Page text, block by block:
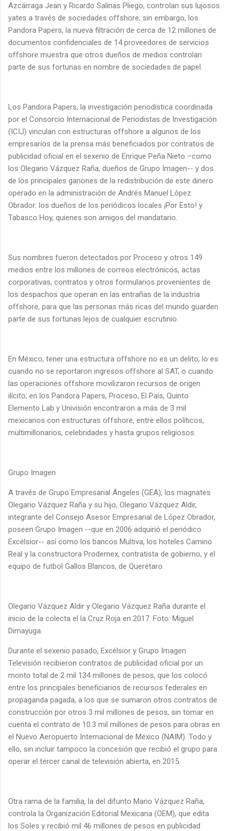
Azcárraga Jean y Ricardo Salinas Pliego, controlan sus lujosos
yates a través de sociedades offshore; sin embargo, los
Pandora Papers, la nueva filtración de cerca de 12 millones de
documentos confidenciales de 14 proveedores de servicios
offshore muestra que otros dueños de medios controlan
parte de sus fortunas en nombre de sociedades de papel.
Los Pandora Papers, la investigación periodística coordinada
por el Consorcio Internacional de Periodistas de Investigación
(ICIJ) vinculan con estructuras offshore a algunos de los
empresarios de la prensa más beneficiados por contratos de
publicidad oficial en el sexenio de Enrique Peña Nieto –como
los Olegario Vázquez Raña, dueños de Grupo Imagen-- y dos
de los principales ganones de la redistribución de este dinero
operado en la administración de Andrés Manuel López
Obrador: los dueños de los periódicos locales ¡Por Esto! y
Tabasco Hoy, quienes son amigos del mandatario.
Sus nombres fueron detectados por Proceso y otros 149
medios entre los millones de correos electrónicos, actas
corporativas, contratos y otros formularios provenientes de
los despachos que operan en las entrañas de la industria
offshore, para que las personas más ricas del mundo guarden
parte de sus fortunas lejos de cualquier escrutinio.
En México, tener una estructura offshore no es un delito; lo es
cuando no se reportaron ingresos offshore al SAT, o cuando
las operaciones offshore movilizaron recursos de origen
ilícito; en los Pandora Papers, Proceso, El País, Quinto
Elemento Lab y Univisión encontraron a más de 3 mil
mexicanos con estructuras offshore, entre ellos políticos,
multimillonarios, celebridades y hasta grupos religiosos.
Grupo Imagen
A través de Grupo Empresarial Ángeles (GEA), los magnates
Olegario Vázquez Raña y su hijo, Olegario Vázquez Aldir,
integrante del Consejo Asesor Empresarial de López Obrador,
poseen Grupo Imagen --que en 2006 adquirió el periódico
Excélsior-- así como los bancos Multiva, los hoteles Camino
Real y la constructora Prodemex, contratista de gobierno, y el
equipo de futbol Gallos Blancos, de Querétaro.
Olegario Vázquez Aldir y Olegario Vázquez Raña durante el
inicio de la colecta el la Cruz Roja en 2017. Foto: Miguel
Dimayuga.
Durante el sexenio pasado, Excélsior y Grupo Imagen
Televisión recibieron contratos de publicidad oficial por un
monto total de 2 mil 134 millones de pesos, que los colocó
entre los principales beneficiarios de recursos federales en
propaganda pagada, a los que se sumaron otros contratos de
construcción por otros 3 mil millones de pesos, sin tomar en
cuenta el contrato de 10.3 mil millones de pesos para obras en
el Nuevo Aeropuerto Internacional de México (NAIM). Todo y
ello, sin incluir tampoco la concesión que recibió el grupo para
operar el tercer canal de televisión abierta, en 2015.
Otra rama de la familia, la del difunto Mario Vázquez Raña,
controla la Organización Editorial Mexicana (OEM), que edita
los Soles y recibió mil 46 millones de pesos en publicidad